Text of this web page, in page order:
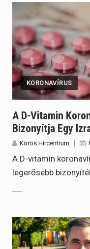
KORONAVÍRUS
A D-Vitamin
Bizonyítja Egy
Körös Hírcentrum
A D-vitamin
legerősebb